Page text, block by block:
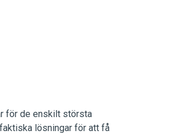
för de enskilt största
lösningar för att få